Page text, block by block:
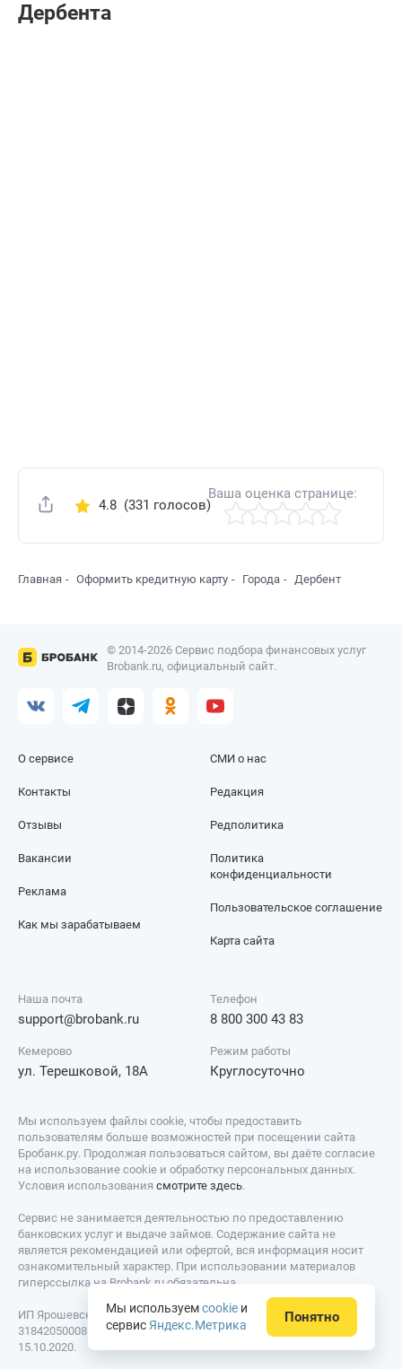
Дербента
Поделиться
4.8(331 голосов)
Ваша оценка странице:
Главная Оформить кредитную карту Города Дербент
© 2014-2026 Сервис подбора финансовых услуг
Brobank.ru, официальный сайт.
О сервисе
Контакты
Отзывы
СМИ о нас
Редакция
Редполитика
Вакансии
Реклама
Как мы зарабатываем
Политика
конфиденциальности
Пользовательское соглашение
Карта сайта
Наша почта
support@brobank.ru
Телефон
8 800 300 43 83
Кемерово
ул. Терешковой, 18А
Режим работы
Круглосуточно
Мы используем файлы cookie, чтобы предоставить
пользователям больше возможностей при посещении сайта
Бробанк.ру. Продолжая пользоваться сайтом, вы даёте согласие
на использование cookie и обработку персональных данных.
Условия использования смотрите здесь.
Сервис не занимается деятельностью по предоставлению
банковских услуг и выдаче займов. Содержание сайта не
является рекомендацией или офертой, вся информация носит
ознакомительный характер. При использовании материалов
гиперссылка на Brobank.ru обязательна.
ИП Ярошевский Д.И. ИНН: 423082922740. ОГРНИП:
318420500081301. Свидетельство на товарный знак № 779639 от
15.10.2020.
Мы используемcookie и
сервис Яндекс.Метрика Понятно